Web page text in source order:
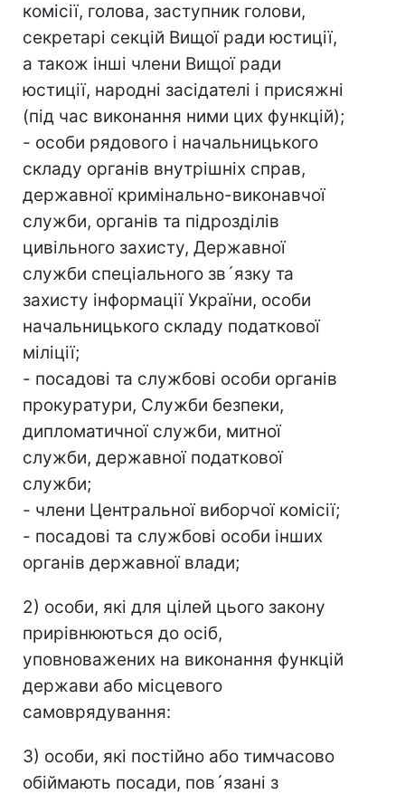
комісії, голова, заступник голови,
секретарі секцій Вищої ради юстиції,
а також інші члени Вищої ради
юстиції, народні засідателі і присяжні
(під час виконання ними цих функцій);
- особи рядового і начальницького
складу органів внутрішніх справ,
державної кримінально-виконавчої
служби, органів та підрозділів
цивільного захисту, Державної
служби спеціального зв´язку та
захисту інформації України, особи
начальницького складу податкової
міліції;
- посадові та службові особи органів
прокуратури, Служби безпеки,
дипломатичної служби, митної
служби, державної податкової
служби;
- члени Центральної виборчої комісії;
- посадові та службові особи інших
органів державної влади;
2) особи, які для цілей цього закону
прирівнюються до осіб,
уповноважених на виконання функцій
держави або місцевого
самоврядування:
3) особи, які постійно або тимчасово
обіймають посади, пов´язані з